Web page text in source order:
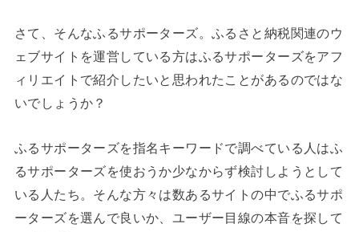
さて、そんなふるサポーターズ。ふるさと納税関連のウ
ェブサイトを運営している方はふるサポーターズをアフ
ィリエイトで紹介したいと思われたことがあるのではな
いでしょうか？
ふるサポーターズを指名キーワードで調べている人はふ
るサポーターズを使おうか少なからず検討しようとして
いる人たち。そんな方々は数あるサイトの中でふるサポ
ーターズを選んで良いか、ユーザー目線の本音を探して